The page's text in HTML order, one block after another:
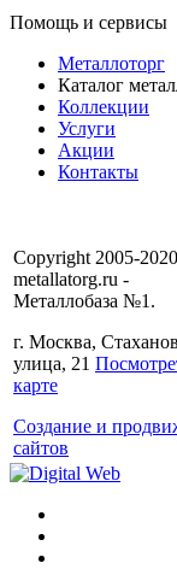
Помощь и сервисы
Металлоторг
Каталог
Коллекции
Услуги
Акции
Контакты
Copyright 2005-
metallatorg.ru -
Металлобаза №1.
г. Москва,
улица, 21
карте
Создание и
сайтов